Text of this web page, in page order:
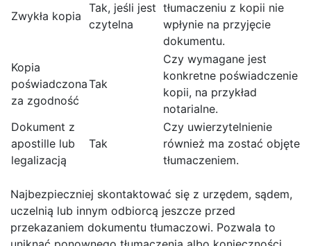
Zwykła kopia
Tak, jeśli jest
czytelna
tłumaczeniu z kopii nie
wpłynie na przyjęcie
dokumentu.
Kopia
poświadczona
za zgodność
Tak
Czy wymagane jest
konkretne poświadczenie
kopii, na przykład
notarialne.
Dokument z
apostille lub
legalizacją
Tak
Czy uwierzytelnienie
również ma zostać objęte
tłumaczeniem.
Najbezpieczniej skontaktować się z urzędem, sądem,
uczelnią lub innym odbiorcą jeszcze przed
przekazaniem dokumentu tłumaczowi. Pozwala to